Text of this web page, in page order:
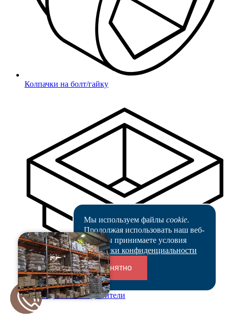
Колпачки на болт/гайку
Переходники и соединители
Мы используем файлы cookie.
Продолжая использовать наш веб-
сайт, вы принимаете условия
Политики конфиденциальности
Понятно